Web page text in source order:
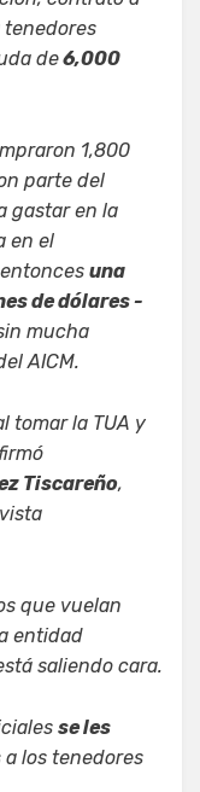
tenedores
de6,000
1,800
parte del
gastar en la
en el
una
de dólares -
mucha
AICM.
tomar la TUA y
Tiscareño,
que vuelan
entidad
saliendo cara.
se les
a los tenedores